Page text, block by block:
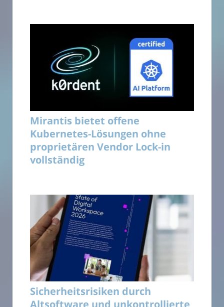
Mirantis bietet offene
Kubernetes-Lösungen ohne
proprietären Vendor Lock-in
vollständig
Sicherheitsrisiken durch
Altsoftware und unkontrollierte